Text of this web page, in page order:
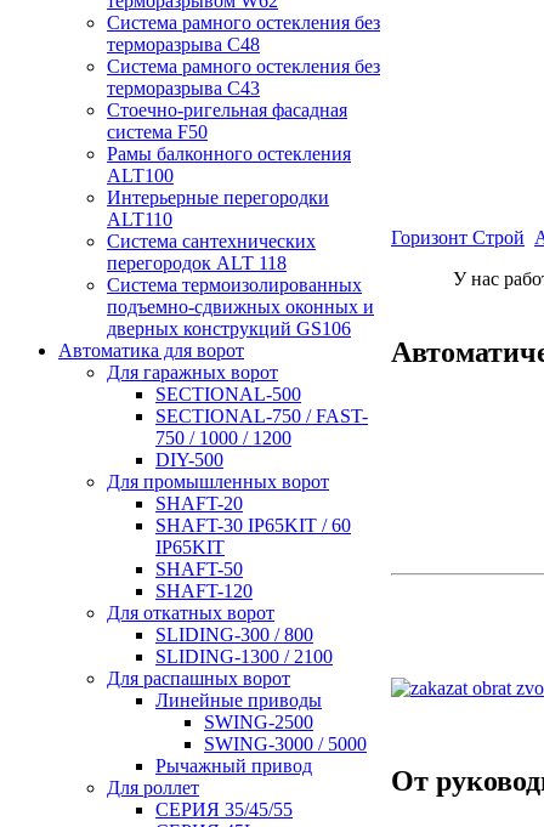
Система рамного остекления без
терморазрыва C48
Система рамного остекления без
терморазрыва C43
Стоечно-ригельная фасадная
система F50
Рамы балконного остекления
ALT100
Интерьерные перегородки
ALT110
Система сантехнических
перегородок ALT 118
Система термоизолированных
подъемно-сдвижных оконных и
дверных конструкций GS106
Автоматика для ворот
Для гаражных ворот
SECTIONAL-500
SECTIONAL-750 / FAST-
750 / 1000 / 1200
DIY-500
Для промышленных ворот
SHAFT-20
SHAFT-30 IP65KIT / 60
IP65KIT
SHAFT-50
SHAFT-120
Для откатных ворот
SLIDING-300 / 800
SLIDING-1300 / 2100
Для распашных ворот
Линейные приводы
SWING-2500
SWING-3000 / 5000
Рычажный привод
Для роллет
СЕРИЯ 35/45/55
Горизонт Строй
У нас
От